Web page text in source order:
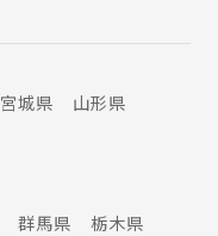
宮城県
山形県
群馬県
栃木県